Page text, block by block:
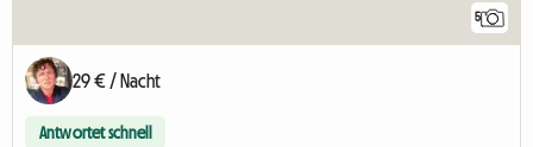
5
29 € / Nacht
Antwortet schnell